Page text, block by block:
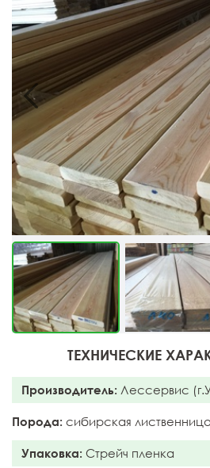
ТЕХНИЧЕСКИЕ
Производитель: Лессервис
Порода: сибирская лиственница
Упаковка: Стрейч пленка